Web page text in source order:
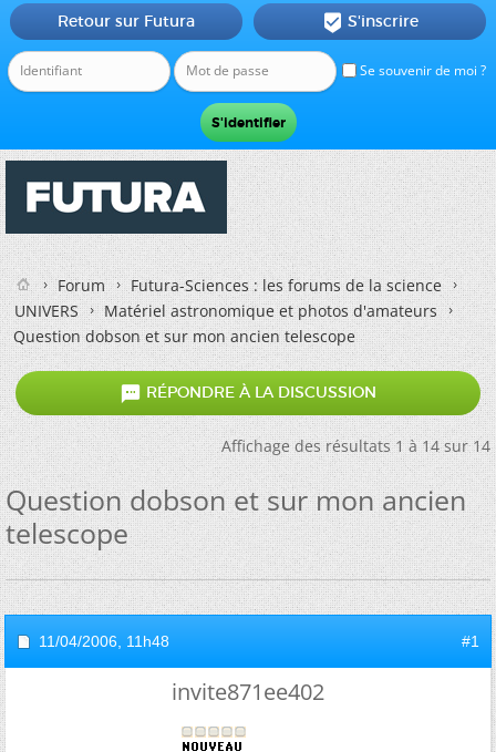
Se souvenir de moi ?
Retour sur Futura  S'inscrire
Forum
Futura-Sciences : les forums de la science
UNIVERS
Matériel astronomique et photos d'amateurs
Question dobson et sur mon ancien telescope
 RÉPONDRE À LA DISCUSSION
Affichage des résultats 1 à 14 sur 14
Question dobson et sur mon ancien
telescope
11/04/2006, 11h48 #1
invite871ee402